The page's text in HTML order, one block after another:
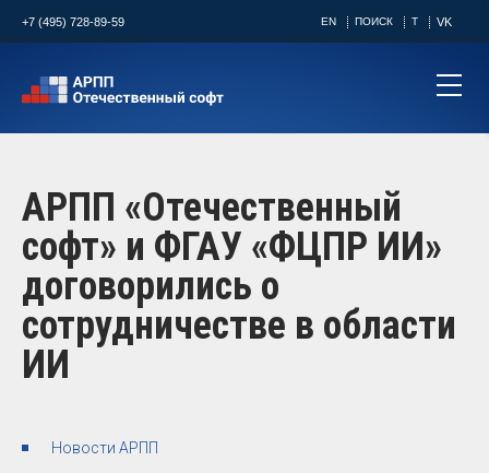
+7 (495) 728-89-59 EN ПОИСК T VK
АРПП «Отечественный
софт» и ФГАУ «ФЦПР ИИ»
договорились о
сотрудничестве в области
ИИ
Новости АРПП